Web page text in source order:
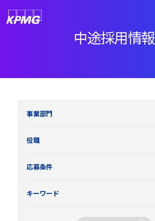
中途採用情報
事業部門
役職
応募条件
キーワード